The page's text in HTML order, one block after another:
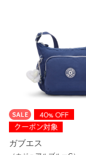
ガブエス